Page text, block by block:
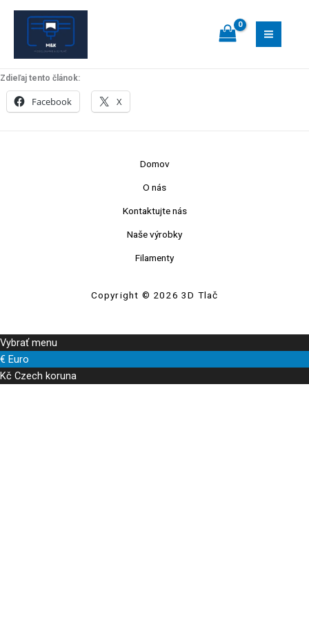
Preskočiť
obsah
Zdieľaj tento článok:
Facebook X
Domov
O nás
Kontaktujte nás
Naše výrobky
Filamenty
Copyright © 2026 3D Tlač
Vybrať menu
€ Euro
Kč Czech koruna